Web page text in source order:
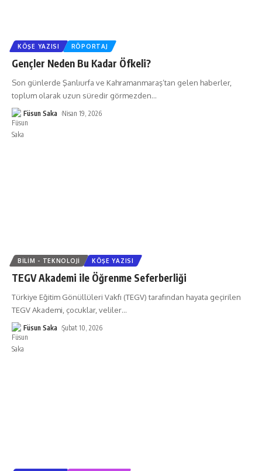
KÖŞE YAZISI RÖPORTAJ
Gençler Neden Bu Kadar Öfkeli?
Son günlerde Şanlıurfa ve Kahramanmaraş’tan gelen haberler,
toplum olarak uzun süredir görmezden…
Füsun Saka Nisan 19, 2026
BILIM - TEKNOLOJI KÖŞE YAZISI
TEGV Akademi ile Öğrenme Seferberliği
Türkiye Eğitim Gönüllüleri Vakfı (TEGV) tarafından hayata geçirilen
TEGV Akademi, çocuklar, veliler…
Füsun Saka Şubat 10, 2026